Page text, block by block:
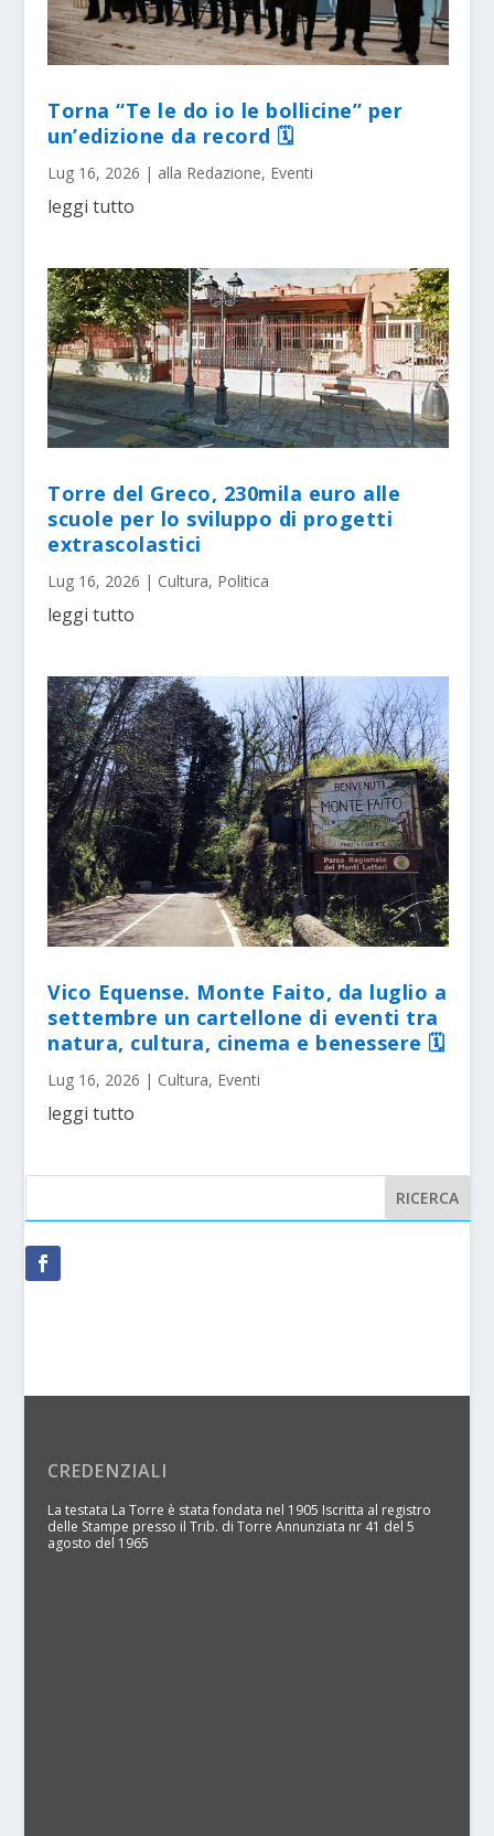
Torna “Te le do io le bollicine” per
un’edizione da record 🗓
Lug 16, 2026 | alla Redazione, Eventi
leggi tutto
Torre del Greco, 230mila euro alle
scuole per lo sviluppo di progetti
extrascolastici
Lug 16, 2026 | Cultura, Politica
leggi tutto
Vico Equense. Monte Faito, da luglio a
settembre un cartellone di eventi tra
natura, cultura, cinema e benessere 🗓
Lug 16, 2026 | Cultura, Eventi
leggi tutto
CREDENZIALI
La testata La Torre è stata fondata nel 1905 Iscritta al registro
delle Stampe presso il Trib. di Torre Annunziata nr 41 del 5
agosto del 1965